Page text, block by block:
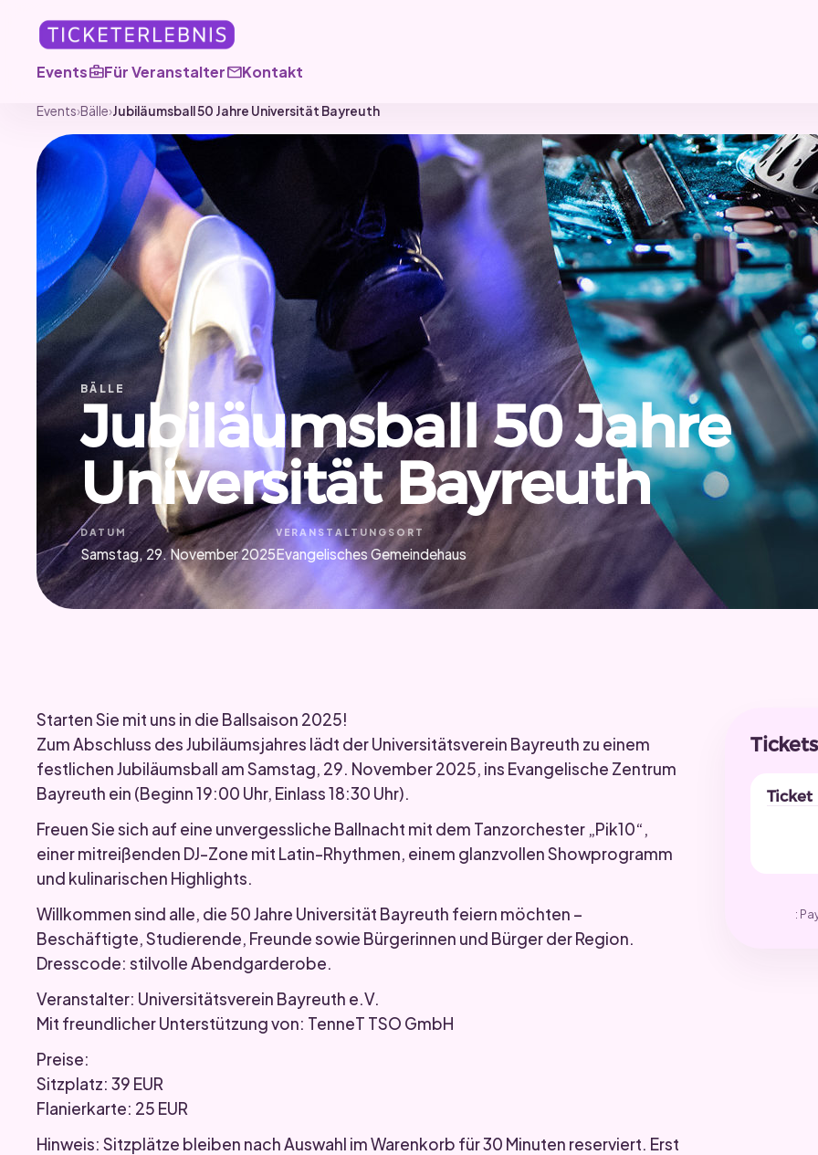
Eventsbusiness_centerFür VeranstaltermailKontakt
Events›Bälle›Jubiläumsball 50 Jahre Universität Bayreuth
BÄLLE
Jubiläumsball 50 Jahre
Universität Bayreuth
DATUM
Samstag, 29. November 2025
VERANSTALTUNGSORT
Evangelisches Gemeindehaus
Starten Sie mit uns in die Ballsaison 2025!
Zum Abschluss des Jubiläumsjahres lädt der Universitätsverein Bayreuth zu einem
festlichen Jubiläumsball am Samstag, 29. November 2025, ins Evangelische Zentrum
Bayreuth ein (Beginn 19:00 Uhr, Einlass 18:30 Uhr).
Freuen Sie sich auf eine unvergessliche Ballnacht mit dem Tanzorchester „Pik10“,
einer mitreißenden DJ-Zone mit Latin-Rhythmen, einem glanzvollen Showprogramm
und kulinarischen Highlights.
Willkommen sind alle, die 50 Jahre Universität Bayreuth feiern möchten –
Beschäftigte, Studierende, Freunde sowie Bürgerinnen und Bürger der Region.
Dresscode: stilvolle Abendgarderobe.
Veranstalter: Universitätsverein Bayreuth e.V.
Mit freundlicher Unterstützung von: TenneT TSO GmbH
Preise:
Sitzplatz: 39 EUR
Flanierkarte: 25 EUR
Hinweis: Sitzplätze bleiben nach Auswahl im Warenkorb für 30 Minuten reserviert. Erst
Ticket
: